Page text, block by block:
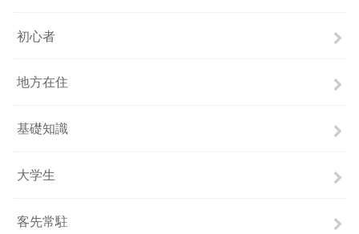
初心者
地方在住
基礎知識
大学生
客先常駐